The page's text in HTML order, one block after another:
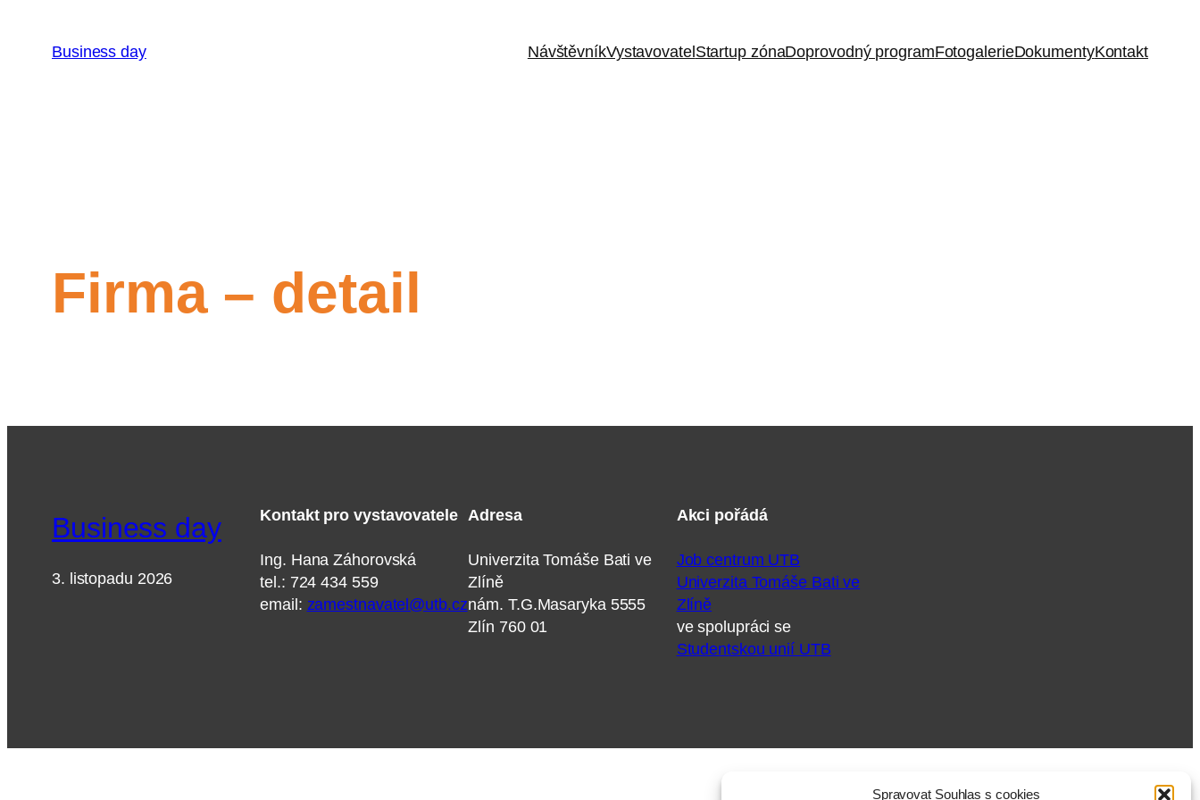
Spravovat Souhlas s cookies
Business day NávštěvníkVystavovatel Startup zónaDoprovodný programFotogalerieDokumentyKontakt
Firma – detail
Business day
3. listopadu 2026
Kontakt pro vystavovatele
Ing. Hana Záhorovská
tel.: 724 434 559
email: zamestnavatel@utb.cz
Adresa
Univerzita Tomáše Bati ve
Zlíně
nám. T.G.Masaryka 5555
Zlín 760 01
Akci pořádá
Job centrum UTB
Univerzita Tomáše Bati ve
Zlíně
ve spolupráci se
Studentskou unií UTB